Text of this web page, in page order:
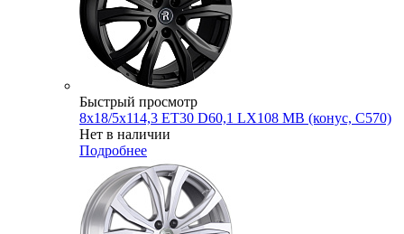
Быстрый просмотр
8x18/5x114,3 ET30 D60,1 LX108 MB (конус, C570)
Нет в наличии
Подробнее